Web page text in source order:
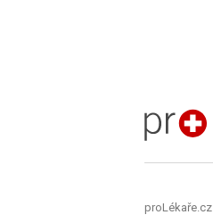
proLékaře.cz
proLékaře.cz